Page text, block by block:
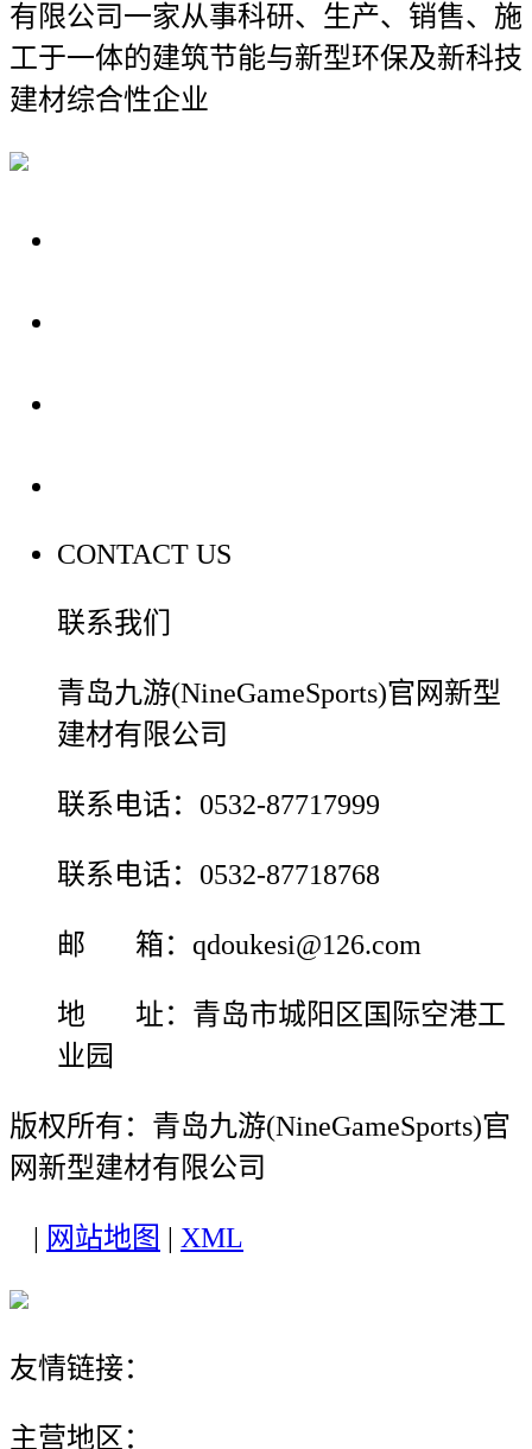
有限公司一家从事科研、生产、销售、施
工于一体的建筑节能与新型环保及新科技
建材综合性企业
CONTACT US
联系我们
青岛九游(NineGameSports)官网新型
建材有限公司
联系电话：0532-87717999
联系电话：0532-87718768
邮 箱：qdoukesi@126.com
地 址：青岛市城阳区国际空港工
业园
版权所有：青岛九游(NineGameSports)官
网新型建材有限公司
网站地图 XML
友情链接：
主营地区：